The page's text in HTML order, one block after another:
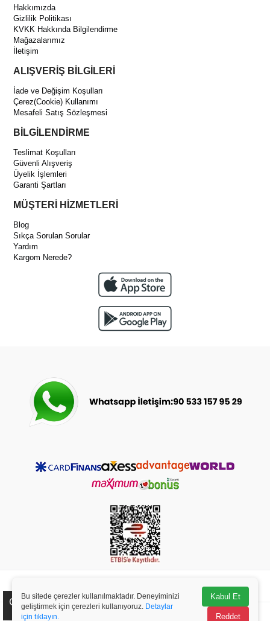
Hakkımızda
Gizlilik Politikası
KVKK Hakkında Bilgilendirme
Mağazalarımız
İletişim
ALIŞVERİŞ BİLGİLERİ
İade ve Değişim Koşulları
Çerez(Cookie) Kullanımı
Mesafeli Satış Sözleşmesi
BİLGİLENDİRME
Teslimat Koşulları
Güvenli Alışveriş
Üyelik İşlemleri
Garanti Şartları
MÜŞTERİ HİZMETLERİ
Blog
Sıkça Sorulan Sorular
Yardım
Kargom Nerede?
- Tüm Hakları Saklıdır.
Çerez Kullanımı
Bu sitede çerezler kullanılmaktadır. Deneyiminizi
geliştirmek için çerezleri kullanıyoruz. Detaylar
için tıklayın.
Kabul Et
Reddet